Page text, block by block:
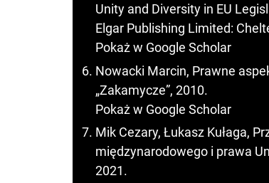
Unity and Diversity in EU
Elgar Publishing Limited:
Pokaż w Google Scholar
Nowacki Marcin, Prawne
„Zakamycze”, 2010.
Pokaż w Google Scholar
Mik Cezary, Łukasz Kułaga,
międzynarodowego i prawa
2021.